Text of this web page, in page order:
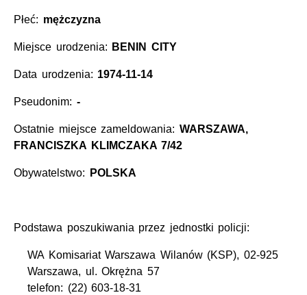
Płeć: mężczyzna
Miejsce urodzenia: BENIN CITY
Data urodzenia: 1974-11-14
Pseudonim: -
Ostatnie miejsce zameldowania: WARSZAWA,
FRANCISZKA KLIMCZAKA 7/42
Obywatelstwo: POLSKA
Podstawa poszukiwania przez jednostki policji:
WA Komisariat Warszawa Wilanów (KSP), 02-925
Warszawa, ul. Okrężna 57
telefon: (22) 603-18-31